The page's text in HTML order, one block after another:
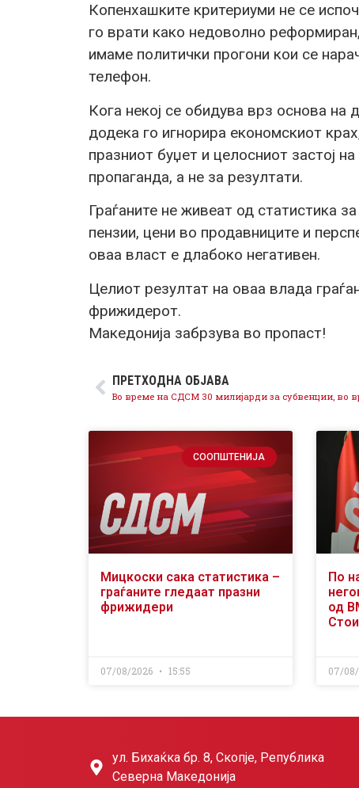
Копенхашките критериуми не се
го врати како недоволно
имаме политички прогони кои се
телефон.
Кога некој се обидува врз основа на
додека го игнорира економскиот
празниот буџет и целосниот застој
пропаганда, а не за резултати.
Граѓаните не живеат од статистика
пензии, цени во продавниците и
оваа власт е длабоко негативен.
Целиот резултат на оваа влада
фрижидерот.
Македонија забрзува во пропаст!
ПРЕТХОДНА ОБЈАВА
СООПШТЕНИЈА
Мицкоски сака статистика –
граѓаните гледаат празни
фрижидери
07/08/2026 15:55
По
од
07/
ул. Бихаќка бр. 8, Скопје, Република
Северна Македонија